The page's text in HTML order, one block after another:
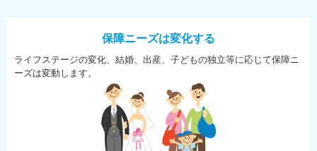
保障ニーズは変化する
ライフステージの変化、結婚、 出産、子どもの独立等に応じて保障ニ
ーズは変動します。